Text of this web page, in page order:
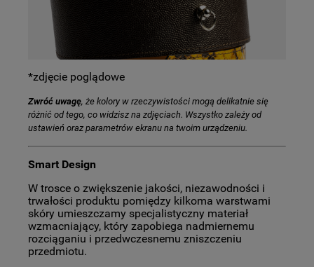
*zdjęcie poglądowe
Zwróć uwagę, że kolory w rzeczywistości mogą delikatnie się
różnić od tego, co widzisz na zdjęciach. Wszystko zależy od
ustawień oraz parametrów ekranu na twoim urządzeniu.
Smart Design
W trosce o zwiększenie jakości, niezawodności i
trwałości produktu pomiędzy kilkoma warstwami
skóry umieszczamy specjalistyczny materiał
wzmacniający, który zapobiega nadmiernemu
rozciąganiu i przedwczesnemu zniszczeniu
przedmiotu.